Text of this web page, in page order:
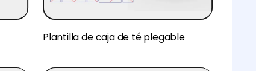
Plantilla de caja de té plegable